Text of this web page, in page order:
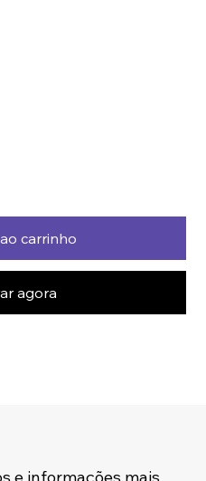
carrinho
agora
e informações mais